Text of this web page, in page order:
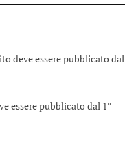
deve essere pubblicato dal
essere pubblicato dal 1°